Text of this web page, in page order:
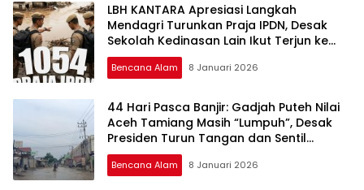
LBH KANTARA Apresiasi Langkah
Mendagri Turunkan Praja IPDN, Desak
Sekolah Kedinasan Lain Ikut Terjun ke
Lokasi Bencana
Bencana Alam 8 Januari 2026
44 Hari Pasca Banjir: Gadjah Puteh Nilai
Aceh Tamiang Masih “Lumpuh”, Desak
Presiden Turun Tangan dan Sentil
Perusahaan Asing
Bencana Alam 8 Januari 2026